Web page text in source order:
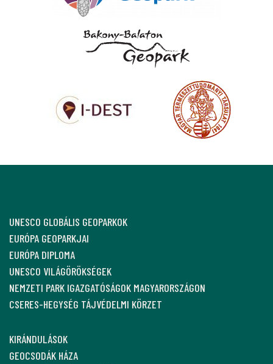
UNESCO GLOBÁLIS GEOPARKOK
EURÓPA GEOPARKJAI
EURÓPA DIPLOMA
UNESCO VILÁGÖRÖKSÉGEK
NEMZETI PARK IGAZGATÓSÁGOK MAGYARORSZÁGON
CSERES-HEGYSÉG TÁJVÉDELMI KÖRZET
KIRÁNDULÁSOK
GEOCSODÁK HÁZA